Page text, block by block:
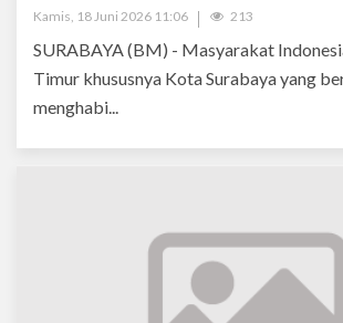
Kamis, 18 Juni 2026 11:06
213
SURABAYA (BM) - Masyarakat
Timur khususnya Kota Surabaya yang
menghabi...